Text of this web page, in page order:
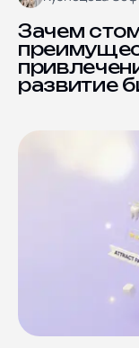
Блог
Отзывы
Контакты
Документы
Зачем
развитие